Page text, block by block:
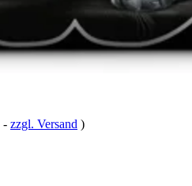
- zzgl. Versand )